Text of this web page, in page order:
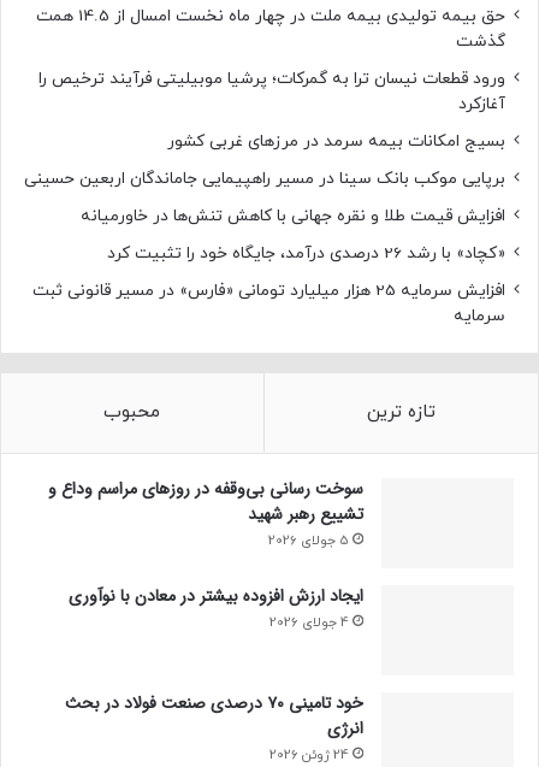
حق بیمه تولیدی بیمه ملت در چهار ماه نخست امسال از 14.5 همت
گذشت
ورود قطعات نیسان ترا به گمرکات؛ پرشیا موبیلیتی فرآیند ترخیص را
آغازکرد
بسیج امکانات بیمه سرمد در مرزهای غربی کشور
برپایی موکب بانک سینا در مسیر راهپیمایی جاماندگان اربعین حسینی
افزایش قیمت طلا و نقره جهانی با کاهش تنش‌ها در خاورمیانه
«کچاد» با رشد 26 درصدی درآمد، جایگاه خود را تثبیت کرد
افزایش سرمایه 25 هزار میلیارد تومانی «فارس» در مسیر قانونی ثبت
سرمایه
تازه ترین محبوب
سوخت رسانی بی‌وقفه در روز‌های مراسم وداع و
تشییع رهبر شهید
5 جولای 2026
ایجاد ارزش افزوده بیشتر در معادن با نوآوری
4 جولای 2026
خود تامینی ۷۰ درصدی صنعت فولاد در بحث
انرژی
24 ژوئن 2026